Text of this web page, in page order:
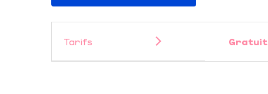
Tarifs Gratuit